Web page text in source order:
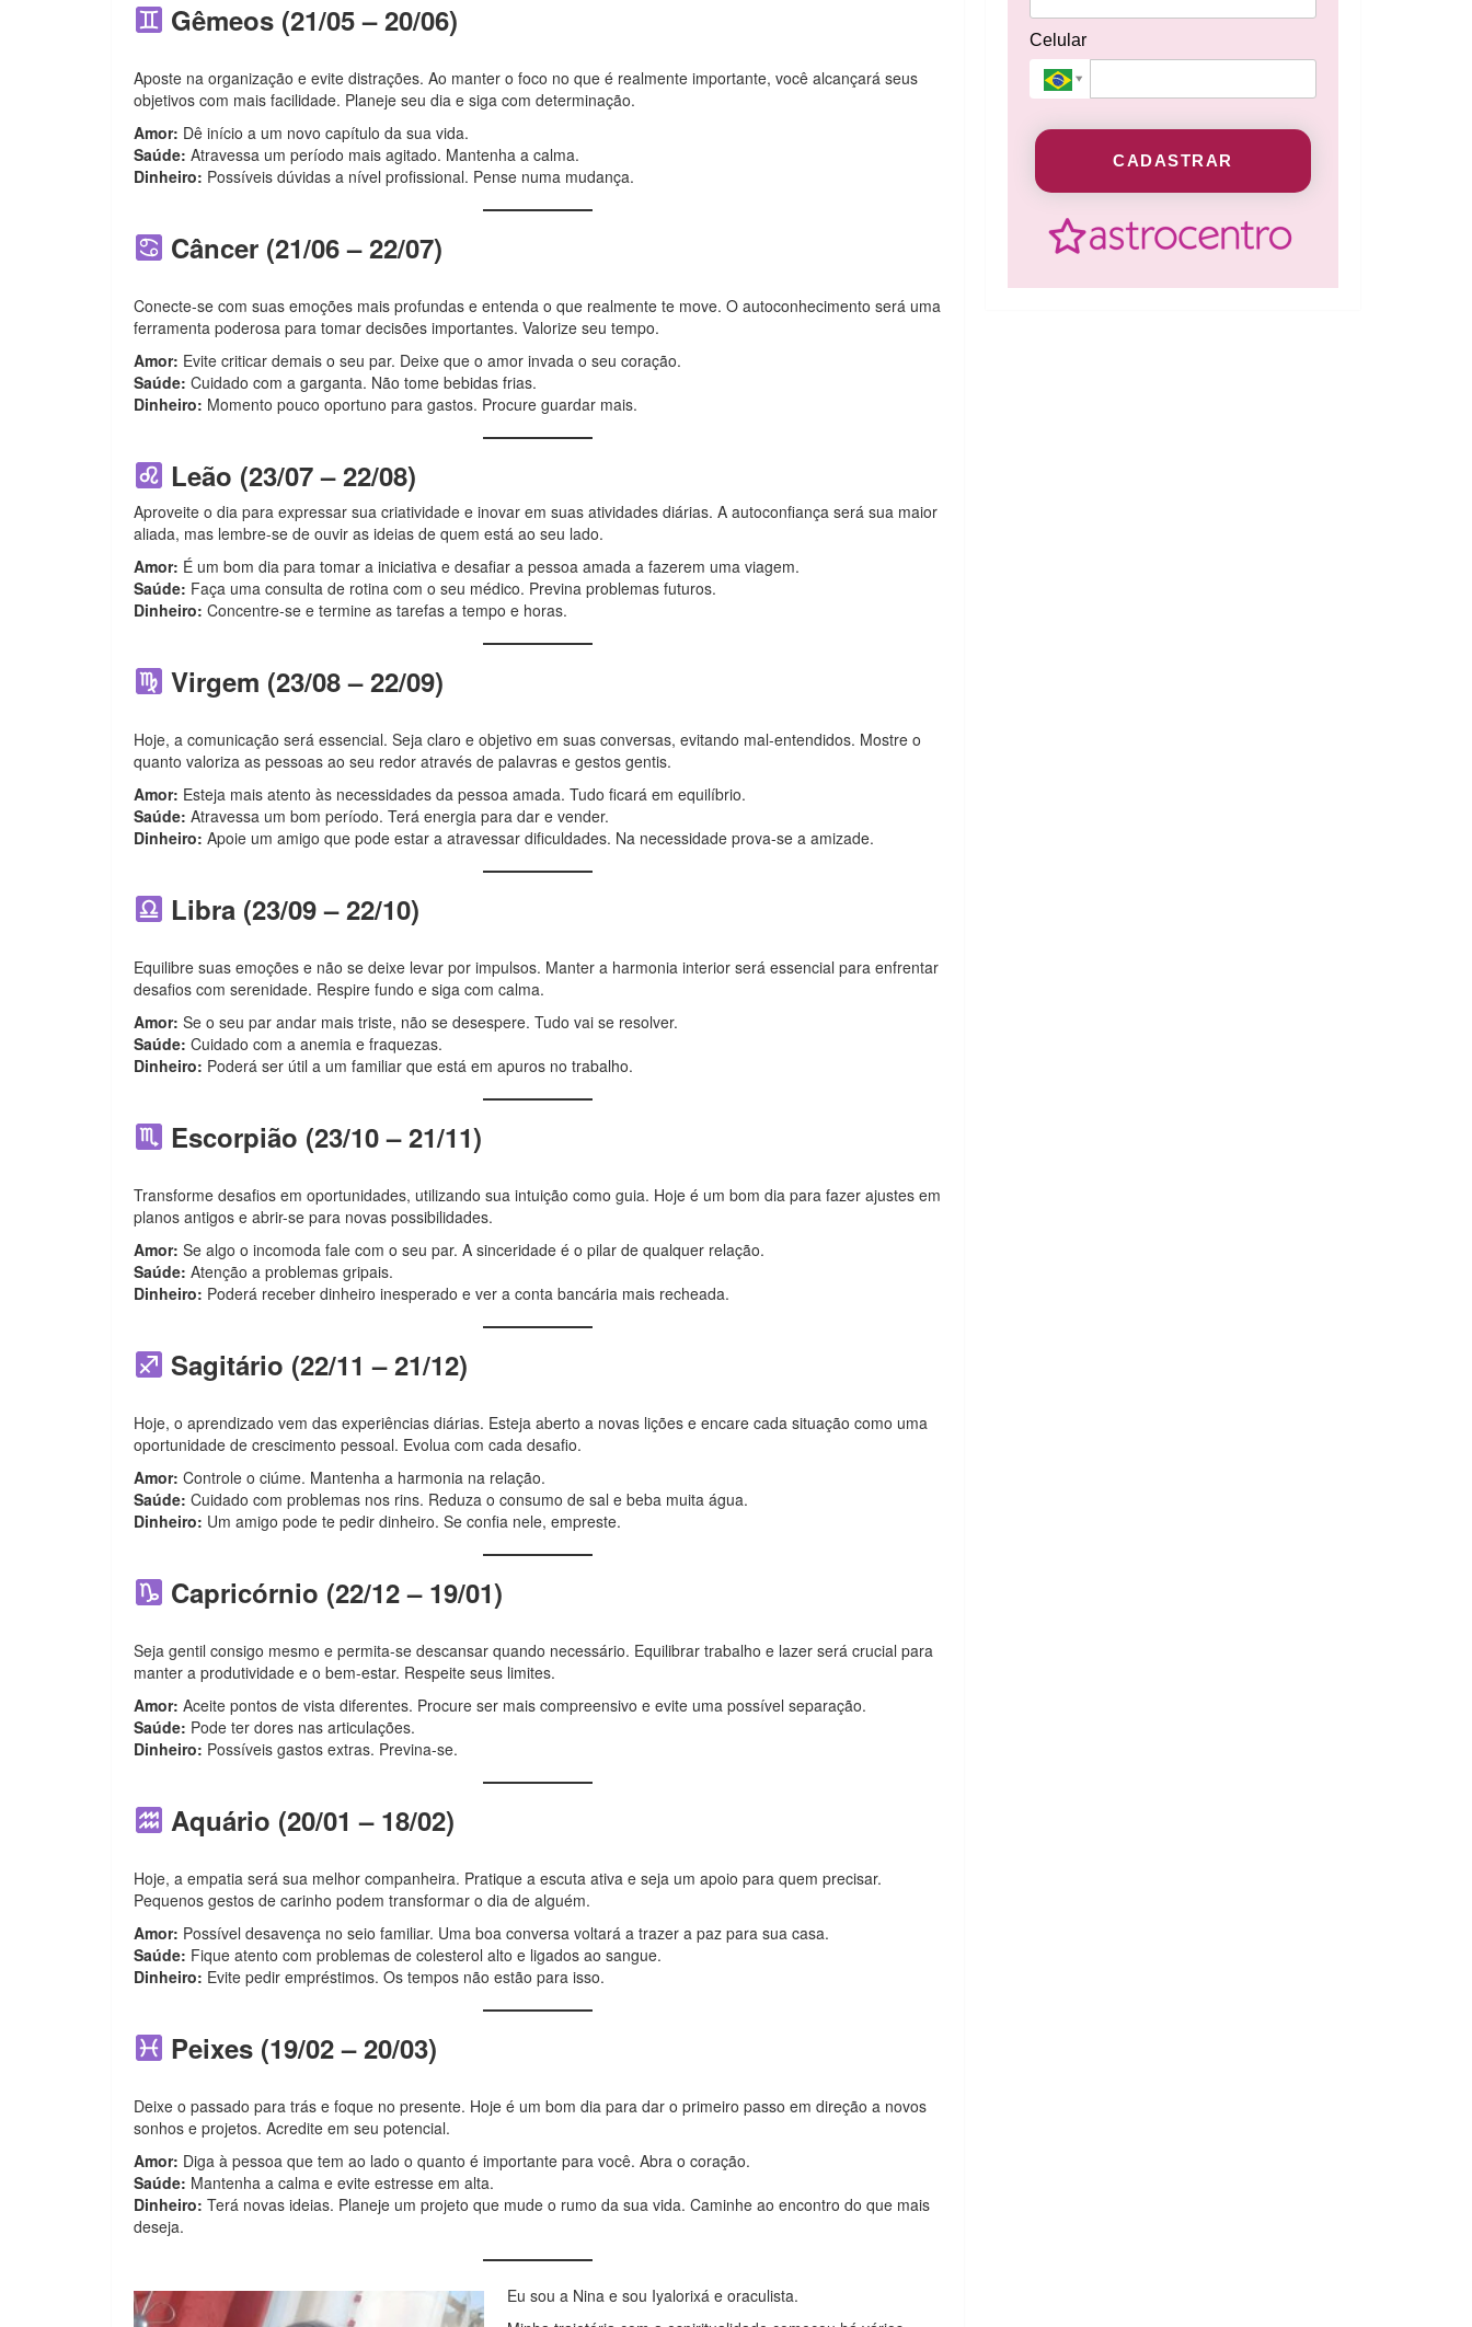
Gêmeos (21/05 – 20/06)
Aposte na organização e evite distrações. Ao manter o foco no que é realmente importante, você alcançará seus
objetivos com mais facilidade. Planeje seu dia e siga com determinação.
Amor: Dê início a um novo capítulo da sua vida.
Saúde: Atravessa um período mais agitado. Mantenha a calma.
Dinheiro: Possíveis dúvidas a nível profissional. Pense numa mudança.
Câncer (21/06 – 22/07)
Conecte-se com suas emoções mais profundas e entenda o que realmente te move. O autoconhecimento será uma
ferramenta poderosa para tomar decisões importantes. Valorize seu tempo.
Amor: Evite criticar demais o seu par. Deixe que o amor invada o seu coração.
Saúde: Cuidado com a garganta. Não tome bebidas frias.
Dinheiro: Momento pouco oportuno para gastos. Procure guardar mais.
Leão (23/07 – 22/08)
Aproveite o dia para expressar sua criatividade e inovar em suas atividades diárias. A autoconfiança será sua maior
aliada, mas lembre-se de ouvir as ideias de quem está ao seu lado.
Amor: É um bom dia para tomar a iniciativa e desafiar a pessoa amada a fazerem uma viagem.
Saúde: Faça uma consulta de rotina com o seu médico. Previna problemas futuros.
Dinheiro: Concentre-se e termine as tarefas a tempo e horas.
Virgem (23/08 – 22/09)
Hoje, a comunicação será essencial. Seja claro e objetivo em suas conversas, evitando mal-entendidos. Mostre o
quanto valoriza as pessoas ao seu redor através de palavras e gestos gentis.
Amor: Esteja mais atento às necessidades da pessoa amada. Tudo ficará em equilíbrio.
Saúde: Atravessa um bom período. Terá energia para dar e vender.
Dinheiro: Apoie um amigo que pode estar a atravessar dificuldades. Na necessidade prova-se a amizade.
Libra (23/09 – 22/10)
Equilibre suas emoções e não se deixe levar por impulsos. Manter a harmonia interior será essencial para enfrentar
desafios com serenidade. Respire fundo e siga com calma.
Amor: Se o seu par andar mais triste, não se desespere. Tudo vai se resolver.
Saúde: Cuidado com a anemia e fraquezas.
Dinheiro: Poderá ser útil a um familiar que está em apuros no trabalho.
Escorpião (23/10 – 21/11)
Transforme desafios em oportunidades, utilizando sua intuição como guia. Hoje é um bom dia para fazer ajustes em
planos antigos e abrir-se para novas possibilidades.
Amor: Se algo o incomoda fale com o seu par. A sinceridade é o pilar de qualquer relação.
Saúde: Atenção a problemas gripais.
Dinheiro: Poderá receber dinheiro inesperado e ver a conta bancária mais recheada.
Sagitário (22/11 – 21/12)
Hoje, o aprendizado vem das experiências diárias. Esteja aberto a novas lições e encare cada situação como uma
oportunidade de crescimento pessoal. Evolua com cada desafio.
Amor: Controle o ciúme. Mantenha a harmonia na relação.
Saúde: Cuidado com problemas nos rins. Reduza o consumo de sal e beba muita água.
Dinheiro: Um amigo pode te pedir dinheiro. Se confia nele, empreste.
Capricórnio (22/12 – 19/01)
Seja gentil consigo mesmo e permita-se descansar quando necessário. Equilibrar trabalho e lazer será crucial para
manter a produtividade e o bem-estar. Respeite seus limites.
Amor: Aceite pontos de vista diferentes. Procure ser mais compreensivo e evite uma possível separação.
Saúde: Pode ter dores nas articulações.
Dinheiro: Possíveis gastos extras. Previna-se.
Aquário (20/01 – 18/02)
Hoje, a empatia será sua melhor companheira. Pratique a escuta ativa e seja um apoio para quem precisar.
Pequenos gestos de carinho podem transformar o dia de alguém.
Amor: Possível desavença no seio familiar. Uma boa conversa voltará a trazer a paz para sua casa.
Saúde: Fique atento com problemas de colesterol alto e ligados ao sangue.
Dinheiro: Evite pedir empréstimos. Os tempos não estão para isso.
Peixes (19/02 – 20/03)
Deixe o passado para trás e foque no presente. Hoje é um bom dia para dar o primeiro passo em direção a novos
sonhos e projetos. Acredite em seu potencial.
Amor: Diga à pessoa que tem ao lado o quanto é importante para você. Abra o coração.
Saúde: Mantenha a calma e evite estresse em alta.
Dinheiro: Terá novas ideias. Planeje um projeto que mude o rumo da sua vida. Caminhe ao encontro do que mais
deseja.
Eu sou a Nina e sou Iyalorixá e oraculista.
Celular
CADASTRAR